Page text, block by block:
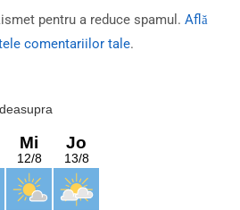
pentru a reduce spamul. Află
comentariilor tale.